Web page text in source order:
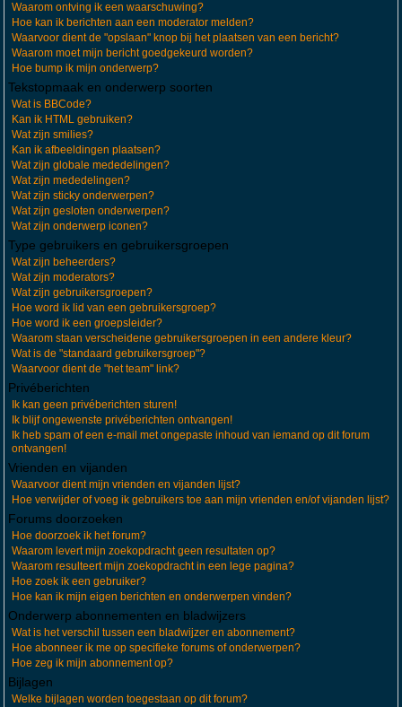
Waarom ontving ik een waarschuwing?
Hoe kan ik berichten aan een moderator melden?
Waarvoor dient de "opslaan" knop bij het plaatsen van een bericht?
Waarom moet mijn bericht goedgekeurd worden?
Hoe bump ik mijn onderwerp?
Tekstopmaak en onderwerp soorten
Wat is BBCode?
Kan ik HTML gebruiken?
Wat zijn smilies?
Kan ik afbeeldingen plaatsen?
Wat zijn globale mededelingen?
Wat zijn mededelingen?
Wat zijn sticky onderwerpen?
Wat zijn gesloten onderwerpen?
Wat zijn onderwerp iconen?
Type gebruikers en gebruikersgroepen
Wat zijn beheerders?
Wat zijn moderators?
Wat zijn gebruikersgroepen?
Hoe word ik lid van een gebruikersgroep?
Hoe word ik een groepsleider?
Waarom staan verscheidene gebruikersgroepen in een andere kleur?
Wat is de "standaard gebruikersgroep"?
Waarvoor dient de "het team" link?
Privéberichten
Ik kan geen privéberichten sturen!
Ik blijf ongewenste privéberichten ontvangen!
Ik heb spam of een e-mail met ongepaste inhoud van iemand op dit forum
ontvangen!
Vrienden en vijanden
Waarvoor dient mijn vrienden en vijanden lijst?
Hoe verwijder of voeg ik gebruikers toe aan mijn vrienden en/of vijanden lijst?
Forums doorzoeken
Hoe doorzoek ik het forum?
Waarom levert mijn zoekopdracht geen resultaten op?
Waarom resulteert mijn zoekopdracht in een lege pagina?
Hoe zoek ik een gebruiker?
Hoe kan ik mijn eigen berichten en onderwerpen vinden?
Onderwerp abonnementen en bladwijzers
Wat is het verschil tussen een bladwijzer en abonnement?
Hoe abonneer ik me op specifieke forums of onderwerpen?
Hoe zeg ik mijn abonnement op?
Bijlagen
Welke bijlagen worden toegestaan op dit forum?